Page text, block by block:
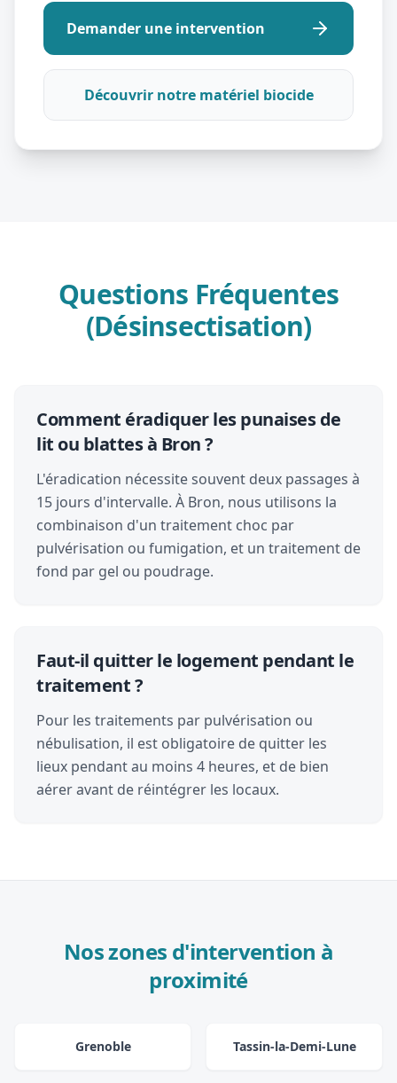
Demander une intervention
Découvrir notre matériel biocide
Questions Fréquentes
(Désinsectisation)
Comment éradiquer les punaises de
lit ou blattes à Bron ?
L'éradication nécessite souvent deux passages à
15 jours d'intervalle. À Bron, nous utilisons la
combinaison d'un traitement choc par
pulvérisation ou fumigation, et un traitement de
fond par gel ou poudrage.
Faut-il quitter le logement pendant le
traitement ?
Pour les traitements par pulvérisation ou
nébulisation, il est obligatoire de quitter les
lieux pendant au moins 4 heures, et de bien
aérer avant de réintégrer les locaux.
Nos zones d'intervention à
proximité
Grenoble Tassin-la-Demi-Lune